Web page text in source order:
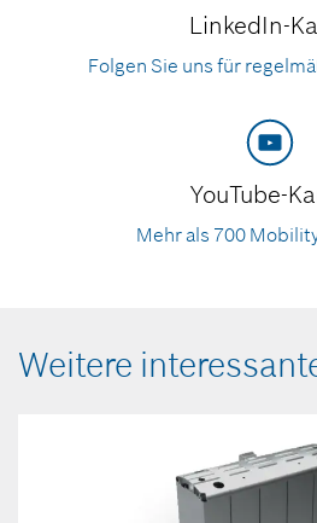
LinkedIn-
Folgen Sie uns für
YouTube-
Mehr als 700
Weitere